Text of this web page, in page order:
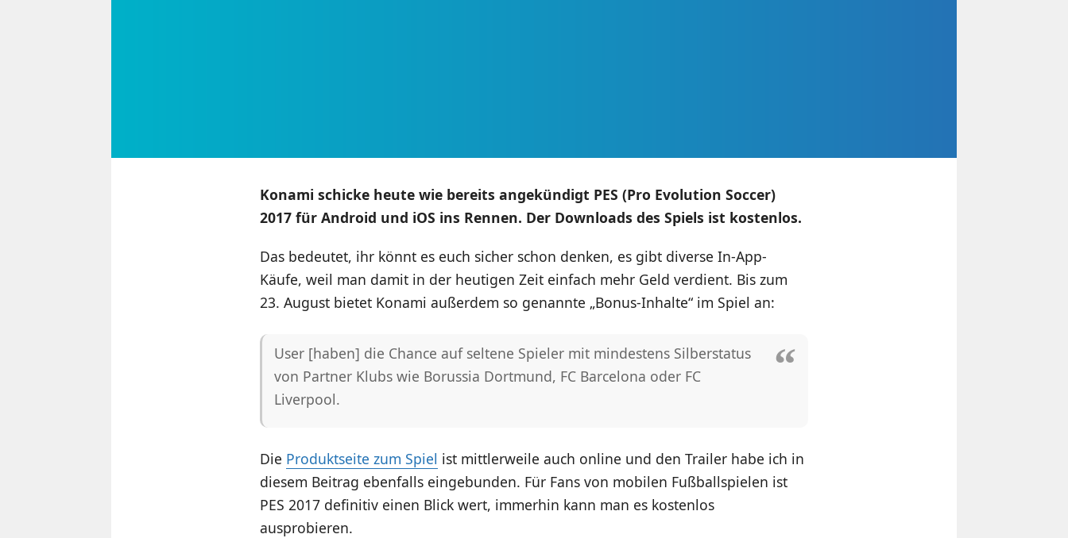
Konami schicke heute wie bereits angekündigt PES (Pro Evolution Soccer)
2017 für Android und iOS ins Rennen. Der Downloads des Spiels ist kostenlos.
Das bedeutet, ihr könnt es euch sicher schon denken, es gibt diverse In-App-
Käufe, weil man damit in der heutigen Zeit einfach mehr Geld verdient. Bis zum
23. August bietet Konami außerdem so genannte „Bonus-Inhalte“ im Spiel an:
User [haben] die Chance auf seltene Spieler mit mindestens Silberstatus
von Partner Klubs wie Borussia Dortmund, FC Barcelona oder FC
Liverpool.
Die Produktseite zum Spiel ist mittlerweile auch online und den Trailer habe ich in
diesem Beitrag ebenfalls eingebunden. Für Fans von mobilen Fußballspielen ist
PES 2017 definitiv einen Blick wert, immerhin kann man es kostenlos
ausprobieren.